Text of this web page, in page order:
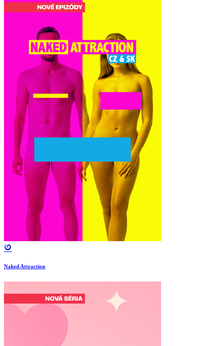
Naked Attraction